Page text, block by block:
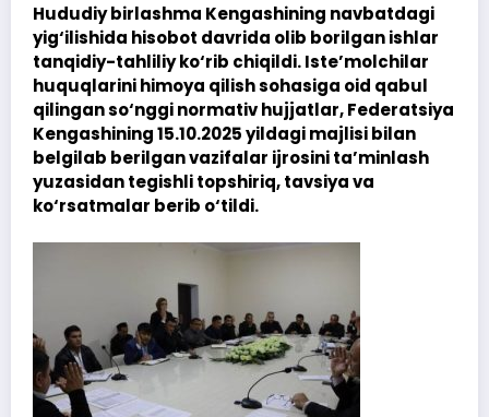
Hududiy birlashma Kengashining navbatdagi
yig‘ilishida hisobot davrida olib borilgan ishlar
tanqidiy-tahliliy ko‘rib chiqildi. Iste’molchilar
huquqlarini himoya qilish sohasiga oid qabul
qilingan so‘nggi normativ hujjatlar, Federatsiya
Kengashining 15.10.2025 yildagi majlisi bilan
belgilab berilgan vazifalar ijrosini ta’minlash
yuzasidan tegishli topshiriq, tavsiya va
ko‘rsatmalar berib o‘tildi.